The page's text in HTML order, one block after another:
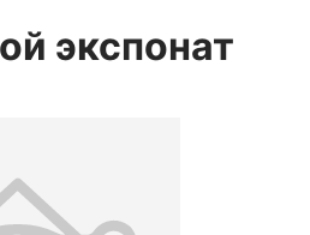
экспонат